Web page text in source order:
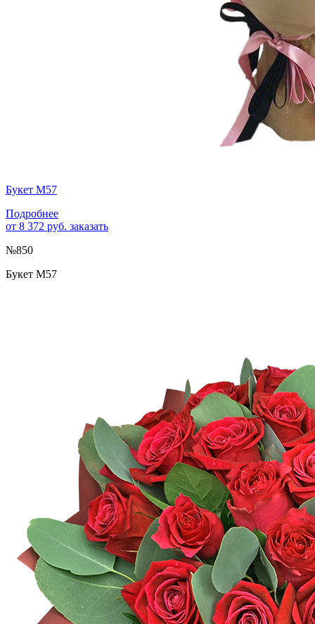
Букет М57
Подробнее
от 8 372 руб. заказать
№850
Букет М57